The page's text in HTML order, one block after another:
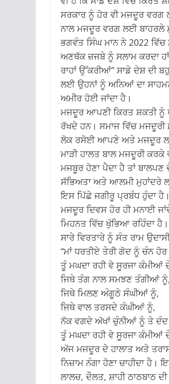
ਸਰਕਾਰ ਨੂੰ ਹੋਰ ਵੀ ਮਜਦੂਰ
ਨਾਲ ਮਜਦੂਰ ਵਰਗ ਲਈ ਬਾਹਰਲੇ
ਭਗਵੰਤ ਸਿੰਘ ਮਾਨ ਨੇ 2022
ਅਣਥੱਕ ਜ਼ਜਬੇ ਨੂੰ ਸਲਾਮ ਕਰਦਾ
ਰਾਹਾਂ ਉੱਕਰੀਆਂ” ਸਾਡੇ ਦੇਸ਼ ਦੀ
ਲਈ ਉਹਨਾਂ ਨੂੰ ਅਨਿਆਂ ਦਾ
ਅਮੀਰ ਹੋਈ ਜਾਂਦਾ ਹੈ।
ਮਜਦੂਰ ਆਪਣੀ ਕਿਰਤ ਸ਼ਕਤੀ ਨੂੰ
ਰੱਖਦੇ ਹਨ। ਸਮਾਜ ਵਿੱਚ ਮਜਦੂਰੀ
ਲੋਕ ਰਸੋਈ ਆਪਣੇ ਅਤੇ ਮਜਦੂਰ ਲਈ
ਮਾੜੀ ਹਾਲਤ ਬਾਲ ਮਜਦੂਰੀ
ਮਜਬੂਰ ਹੋਣਾ ਪੈਦਾ ਹੈ ਤਾਂ
ਸੱਭਿਅਤਾ ਅਤੇ ਆਲਮੀ ਮੁਹਾਂਦਰੇ
ਇਸ ਪਿੱਛੇ ਜਗੀਰੂ ਪ੍ਰਬੰਧ ਹੁੰਦਾ
ਮਜਦੂਰ ਦਿਵਸ ਹੋਰ ਹੀ ਮਨਾਈ
ਮਿਹਨਤ ਵਿੱਚ ਖੁੱਭਿਆ ਰਹਿੰਦਾ
ਸਾਰੇ ਵਿਰਤਾਰੇ ਨੂੰ ਸੰਤ ਰਾਮ
“ਮਾਂ ਧਰਤੀਏ ਤੇਰੀ ਗੋਦ ਨੂੰ ਚੰਨ
ਤੂੰ ਮਘਦਾ ਰਹੀ ਵੇ ਸੂਰਜਾ ਕੰਮੀਆਂ
ਜਿਥੇ ਤੰਗ ਨਾਲ ਸਮਝਣ ਤੰਗੀਆਂ
ਜਿਥੇ ਮਿਲਣ ਅੰਗੂਠੇ ਸੰਘੀਆਂ ਨੂੰ,
ਜਿਥੇ ਵਾਲ ਤਰਸਦੇ ਕੰਘੀਆਂ ਨੂੰ,
ਨੱਕ ਵਗਦੇ ਅੱਖਾਂ ਚੁੰਨੀਆਂ ਨੂੰ ਤੇ
ਤੂੰ ਮਘਦਾ ਰਹੀ ਵੇ ਸੂਰਜਾ ਕੰਮੀਆਂ
ਅੱਜ ਮਜਦੂਰ ਦੇ ਹਾਲਾਤ ਅਤੇ
ਨਿਜ਼ਾਮ ਨੰਗਾ ਹੋਣਾ ਚਾਹੀਦਾ
ਲਾਲਚ, ਦੌਲਤ, ਸ਼ਾਹੀ ਠਾਠਬਾਠ